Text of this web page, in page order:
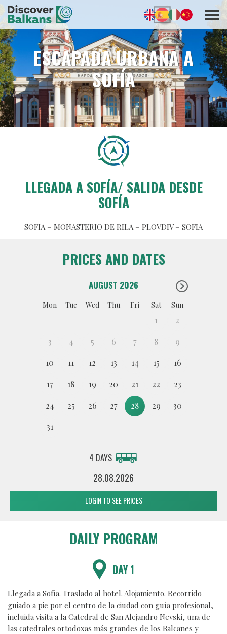
ESCAPADA URBANA A
SOFÍA
LLEGADA A SOFÍA/ SALIDA DESDE
SOFÍA
SOFIA – MONASTERIO DE RILA – PLOVDIV – SOFIA
PRICES AND DATES
AUGUST 2026
Mon Tue Wed Thu Fri Sat Sun
1
2
3
4 5 6 7 8
9
10
11 12 13 14 15
16
17
18 19 20 21 22
23
24
25 26 27 28 29
30
31
4 DAYS
28.08.2026
LOGIN TO SEE PRICES
DAILY PROGRAM
DAY 1
Llegada a Sofía. Traslado al hotel. Alojamiento. Recorrido
guiado a pie por el centro de la ciudad con guía profesional,
incluida visita a la Catedral de San Alejandro Nevski, una de
las catedrales ortodoxas más grandes de los Balcanes y